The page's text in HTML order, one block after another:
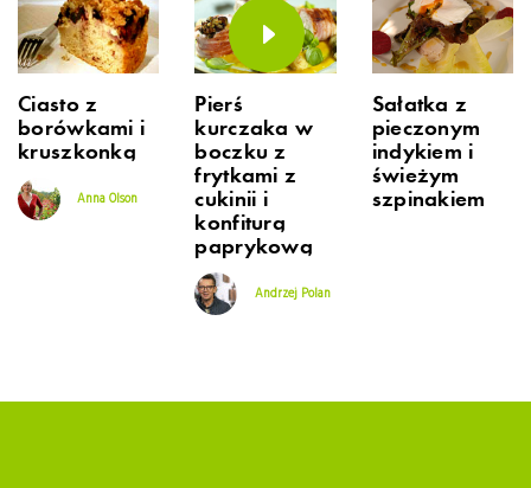
Ciasto z
borówkami i
kruszkonką
Anna Olson
Pierś
kurczaka w
boczku z
frytkami z
cukinii i
konfiturą
paprykową
Andrzej Polan
Sałatka z
pieczonym
indykiem i
świeżym
szpinakiem